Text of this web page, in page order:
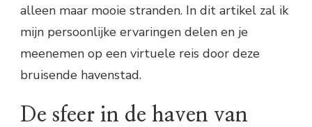
alleen maar mooie stranden. In dit artikel zal ik
mijn persoonlijke ervaringen delen en je
meenemen op een virtuele reis door deze
bruisende havenstad.
De sfeer in de haven van